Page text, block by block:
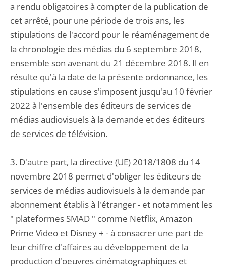
a rendu obligatoires à compter de la publication de
cet arrêté, pour une période de trois ans, les
stipulations de l'accord pour le réaménagement de
la chronologie des médias du 6 septembre 2018,
ensemble son avenant du 21 décembre 2018. Il en
résulte qu'à la date de la présente ordonnance, les
stipulations en cause s'imposent jusqu'au 10 février
2022 à l'ensemble des éditeurs de services de
médias audiovisuels à la demande et des éditeurs
de services de télévision.
3. D'autre part, la directive (UE) 2018/1808 du 14
novembre 2018 permet d'obliger les éditeurs de
services de médias audiovisuels à la demande par
abonnement établis à l'étranger - et notamment les
" plateformes SMAD " comme Netflix, Amazon
Prime Video et Disney + - à consacrer une part de
leur chiffre d'affaires au développement de la
production d'oeuvres cinématographiques et